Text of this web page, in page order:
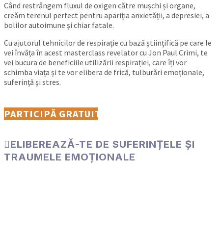
Când restrângem fluxul de oxigen către mușchi și organe,
creăm terenul perfect pentru apariția anxietății, a depresiei, a
bolilor autoimune și chiar fatale.
Cu ajutorul tehnicilor de respirație cu bază științifică pe care le
vei învăța în acest masterclass revelator cu Jon Paul Crimi, te
vei bucura de beneficiile utilizării respirației, care îți vor
schimba viața și te vor elibera de frică, tulburări emoționale,
suferință și stres.
PARTICIPĂ GRATUIT
ELIBEREAZĂ-TE DE SUFERINȚELE ȘI
TRAUMELE EMOȚIONALE